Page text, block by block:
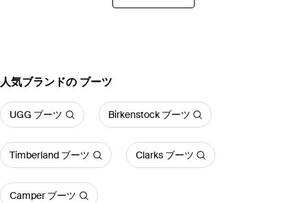
人気ブランドの ブーツ
UGG ブーツ Birkenstock ブーツ
Timberland ブーツ Clarks ブーツ
Camper ブーツ